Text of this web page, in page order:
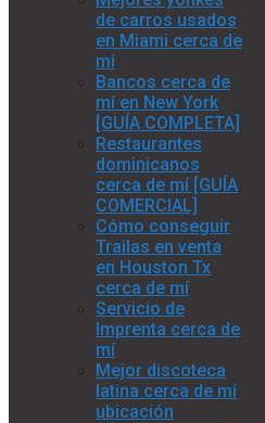
de carros usados
en Miami cerca de
mí
Bancos cerca de
mí en New York
[GUÍA COMPLETA]
Restaurantes
dominicanos
cerca de mí [GUÍA
COMERCIAL]
Cómo conseguir
Trailas en venta
en Houston Tx
cerca de mí
Servicio de
Imprenta cerca de
mí
Mejor discoteca
latina cerca de mí
ubicación